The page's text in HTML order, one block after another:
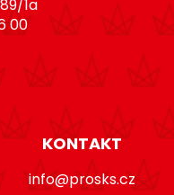
1a
00
KONTAKT
info@prosks.cz